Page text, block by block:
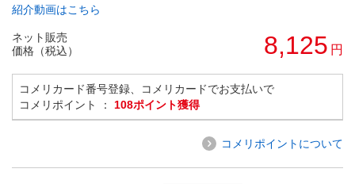
紹介動画はこちら
ネット販売
価格（税込）
8,125 円
コメリカード番号登録、コメリカードでお支払いで
コメリポイント ： 108ポイント獲得
コメリポイントについて